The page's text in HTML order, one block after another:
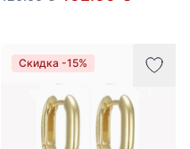
Скидка -15%